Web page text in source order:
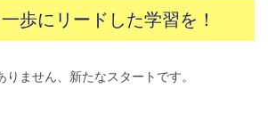
歩にリードした学習を！
ません、新たなスタートです。